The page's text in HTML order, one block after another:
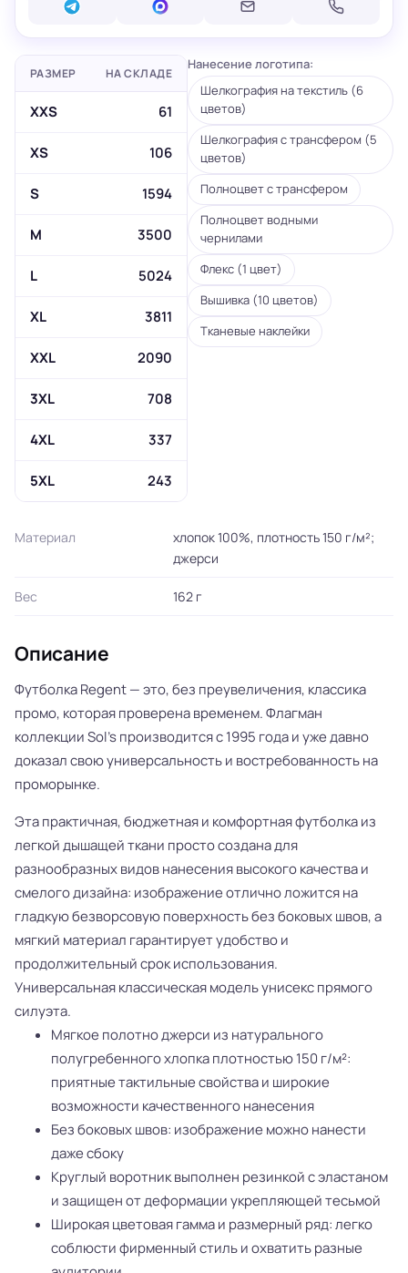
РАЗМЕР НА СКЛАДЕ
XXS 61
XS 106
S 1594
M 3500
L 5024
XL 3811
XXL 2090
3XL 708
4XL 337
5XL 243
Нанесение логотипа:
Шелкография на текстиль (6
цветов)
Шелкография с трансфером (5
цветов)
Полноцвет с трансфером
Полноцвет водными
чернилами
Флекс (1 цвет)
Вышивка (10 цветов)
Тканевые наклейки
Материал
хлопок 100%, плотность 150 г/м²;
джерси
Вес 162 г
Описание
Футболка Regent — это, без преувеличения, классика
промо, которая проверена временем. Флагман
коллекции Sol’s производится с 1995 года и уже давно
доказал свою универсальность и востребованность на
проморынке.
Эта практичная, бюджетная и комфортная футболка из
легкой дышащей ткани просто создана для
разнообразных видов нанесения высокого качества и
смелого дизайна: изображение отлично ложится на
гладкую безворсовую поверхность без боковых швов, а
мягкий материал гарантирует удобство и
продолжительный срок использования.
Универсальная классическая модель унисекс прямого
силуэта.
Мягкое полотно джерси из натурального
полугребенного хлопка плотностью 150 г/м²:
приятные тактильные свойства и широкие
возможности качественного нанесения
Без боковых швов: изображение можно нанести
даже сбоку
Круглый воротник выполнен резинкой с эластаном
и защищен от деформации укрепляющей тесьмой
Широкая цветовая гамма и размерный ряд: легко
соблюсти фирменный стиль и охватить разные